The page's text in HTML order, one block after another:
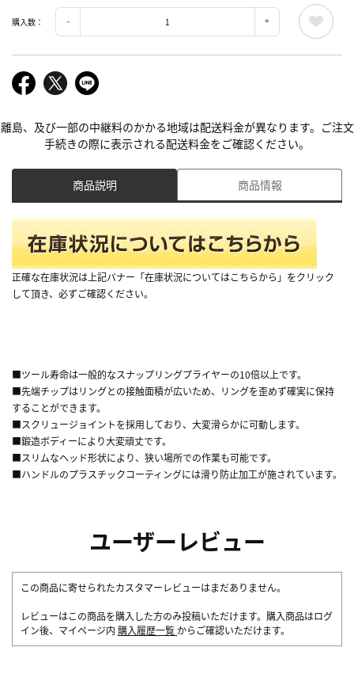
購入数：
離島、及び一部の中継料のかかる地域は配送料金が異なります。ご注文
手続きの際に表示される配送料金をご確認ください。
商品説明 商品情報
正確な在庫状況は上記バナー「在庫状況についてはこちらから」をクリック
して頂き、必ずご確認ください。
■ツール寿命は一般的なスナップリングプライヤーの10倍以上です。
■先端チップはリングとの接触面積が広いため、リングを歪めず確実に保持
することができます。
■スクリュージョイントを採用しており、大変滑らかに可動します。
■鍛造ボディーにより大変頑丈です。
■スリムなヘッド形状により、狭い場所での作業も可能です。
■ハンドルのプラスチックコーティングには滑り防止加工が施されています。
ユーザーレビュー
この商品に寄せられたカスタマーレビューはまだありません。
レビューはこの商品を購入した方のみ投稿いただけます。購入商品はログ
イン後、マイページ内 購入履歴一覧 からご確認いただけます。